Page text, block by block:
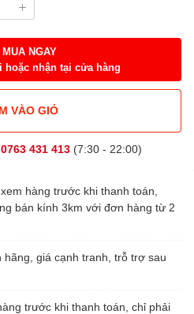
MUA NGAY
hoặc nhận tại cửa hàng
VÀO GIỎ
0763 431 413(7:30 - 22:00)
hàng trước khi thanh toán,
bán kính 3km với đơn hàng từ 2
giá cạnh tranh, trỗ trợ sau
trước khi thanh toán, chỉ phải